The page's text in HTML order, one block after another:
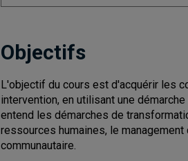
Objectifs
L'objectif du cours est d'acquérir les
intervention, en utilisant une
entend les démarches de
ressources humaines, le
communautaire.